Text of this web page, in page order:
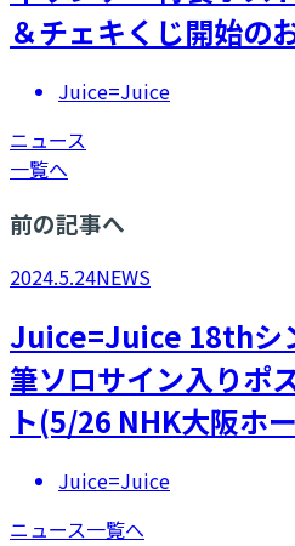
＆チェキくじ開始の
Juice=Juice
ニュース
一覧へ
前の記事へ
2024.5.24NEWS
​Juice=Juice 18thシ
筆ソロサイン入りポ
ト(5/26 NHK大阪ホ
Juice=Juice
ニュース一覧へ